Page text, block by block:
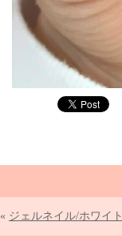
« ジェルネイル/ホワイト